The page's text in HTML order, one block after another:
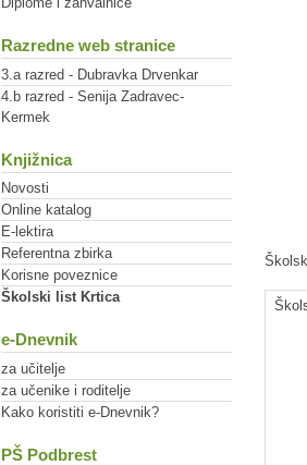
Razredne web stranice
3.a razred - Dubravka Drvenkar
4.b razred - Senija Zadravec-
Kermek
Knjižnica
Novosti
Online katalog
E-lektira
Referentna zbirka
Korisne poveznice
Školski list Krtica
e-Dnevnik
za učitelje
za učenike i roditelje
Kako koristiti e-Dnevnik?
PŠ Podbrest